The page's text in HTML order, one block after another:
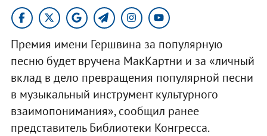
Премия имени Гершвина за популярную
песню будет вручена МакКартни и за «личный
вклад в дело превращения популярной песни
в музыкальный инструмент культурного
взаимопонимания», сообщил ранее
представитель Библиотеки Конгресса.